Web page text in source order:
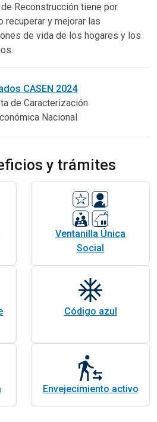
de Reconstrucción tiene por
recuperar y mejorar las
de vida de los hogares y los
CASEN 2024
de Caracterización
Nacional
y trámites
Ventanilla Única
Social
Código azul
Envejecimiento activo